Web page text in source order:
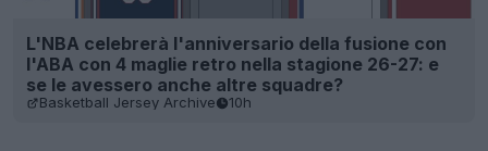
L'NBA celebrerà l'anniversario della fusione con
l'ABA con 4 maglie retro nella stagione 26-27: e
se le avessero anche altre squadre?
Basketball Jersey Archive 10h